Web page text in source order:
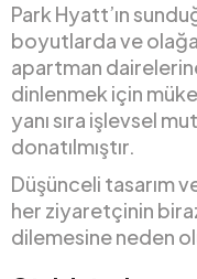
Park Hyatt’ın
boyutlarda ve
apartman
dinlenmek için
yanı sıra işlevsel
donatılmıştır.
Düşünceli tasarım
her ziyaretçinin
dilemesine neden